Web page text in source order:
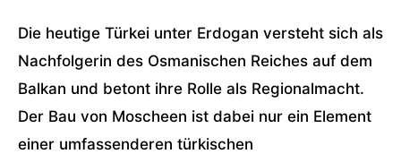
Die heutige Türkei unter Erdogan versteht sich als
Nachfolgerin des Osmanischen Reiches auf dem
Balkan und betont ihre Rolle als Regionalmacht.
Der Bau von Moscheen ist dabei nur ein Element
einer umfassenderen türkischen